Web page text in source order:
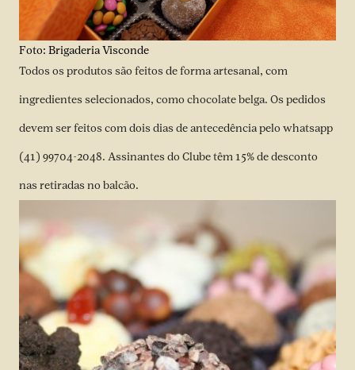
Foto: Brigaderia Visconde
Todos os produtos são feitos de forma artesanal, com
ingredientes selecionados, como chocolate belga. Os pedidos
devem ser feitos com dois dias de antecedência pelo whatsapp
(41) 99704-2048. Assinantes do Clube têm 15% de desconto
nas retiradas no balcão.